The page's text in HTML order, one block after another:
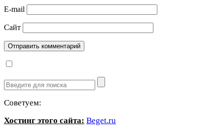
E-mail
Сайт
Советуем:
Хостинг этого сайта: Beget.ru